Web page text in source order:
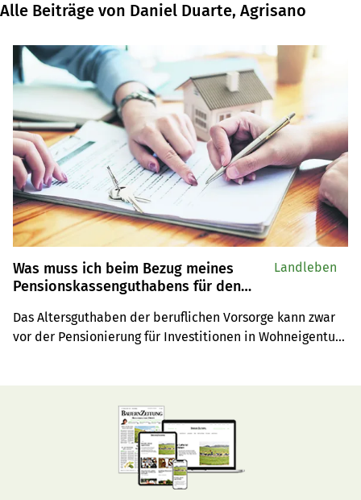
Alle Beiträge von Daniel Duarte, Agrisano
Was muss ich beim Bezug meines
Pensionskassenguthabens für den
Das Altersguthaben der beruflichen Vorsorge kann zwar
vor der Pensionierung für Investitionen in Wohneigentum
Landleben